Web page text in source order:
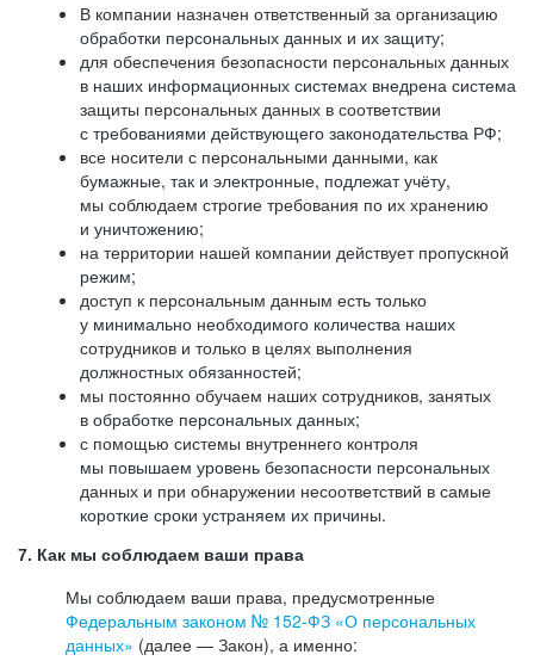
В компании назначен ответственный за организацию
обработки персональных данных и их защиту;
для обеспечения безопасности персональных данных
в наших информационных системах внедрена система
защиты персональных данных в соответствии
с требованиями действующего законодательства РФ;
все носители с персональными данными, как
бумажные, так и электронные, подлежат учёту,
мы соблюдаем строгие требования по их хранению
и уничтожению;
на территории нашей компании действует пропускной
режим;
доступ к персональным данным есть только
у минимально необходимого количества наших
сотрудников и только в целях выполнения
должностных обязанностей;
мы постоянно обучаем наших сотрудников, занятых
в обработке персональных данных;
с помощью системы внутреннего контроля
мы повышаем уровень безопасности персональных
данных и при обнаружении несоответствий в самые
короткие сроки устраняем их причины.
7. Как мы соблюдаем ваши права
Мы соблюдаем ваши права, предусмотренные
Федеральным законом № 152-ФЗ «О персональных
данных» (далее — Закон), а именно: